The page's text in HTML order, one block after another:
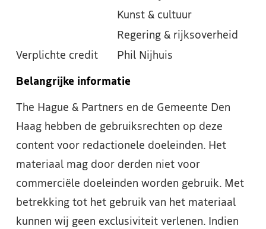
Kunst & cultuur
Regering & rijksoverheid
Verplichte credit
Phil Nijhuis
Belangrijke informatie
The Hague & Partners en de Gemeente Den
Haag hebben de gebruiksrechten op deze
content voor redactionele doeleinden. Het
materiaal mag door derden niet voor
commerciële doeleinden worden gebruik. Met
betrekking tot het gebruik van het materiaal
kunnen wij geen exclusiviteit verlenen. Indien